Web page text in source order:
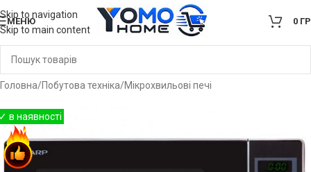
Skip to navigation
Skip to main content
МЕНЮ 0
Головна/Побутова техніка/Мікрохвильові печі